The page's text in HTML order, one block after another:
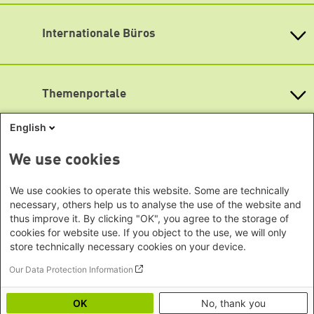
Öffnungszeiten
Barrierefreiheit
Heinrich-Böll-Stiftungen in den
Baden-Württemberg
Hamburg
Mecklenburg-Vorpommern
Niedersachsen
Nordrhein-Westfalen
Rheinland-Pfalz
Sachsen-Anhalt
Schleswig-Holstein
Internationale Büros
Büro Neu-Delhi - Indien
Büro Phnom Penh - Kambodscha
Büro Südostasien
Dialog
Büro Horn von Afrika -
Somalia/Somaliland, Sudan,
Äthiopien
Büro Nairobi - Kenia, Uganda,
Tansania
Büro Abuja - Nigeria
Büro Dakar - Senegal
Themenportale
Heimatkunde
Gunda-Werner-Institut
Archiv Grünes Gedächtnis
Studienwerk
Mediatheken
Antifeminismus begegnen
Gender Mediathek
Grüne Websites
Bündnis 90 / Die Grünen
Bundestagsfraktion
European Greens
Green European Foundation
Social Links
LinkedIn
English
We use cookies
We use cookies to operate this website. Some are technically
necessary, others help us to analyse the use of the website and
thus improve it. By clicking "OK", you agree to the storage of
cookies for website use. If you object to the use, we will only
store technically necessary cookies on your device.
Our Data Protection Information
OK No, thank you